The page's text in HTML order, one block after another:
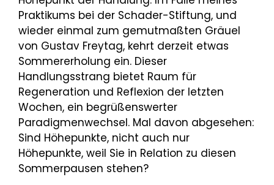
Praktikums bei der Schader-Stiftung, und
wieder einmal zum gemutmaßten Gräuel
von Gustav Freytag, kehrt derzeit etwas
Sommererholung ein. Dieser
Handlungsstrang bietet Raum für
Regeneration und Reflexion der letzten
Wochen, ein begrüßenswerter
Paradigmenwechsel. Mal davon abgesehen:
Sind Höhepunkte, nicht auch nur
Höhepunkte, weil Sie in Relation zu diesen
Sommerpausen stehen?